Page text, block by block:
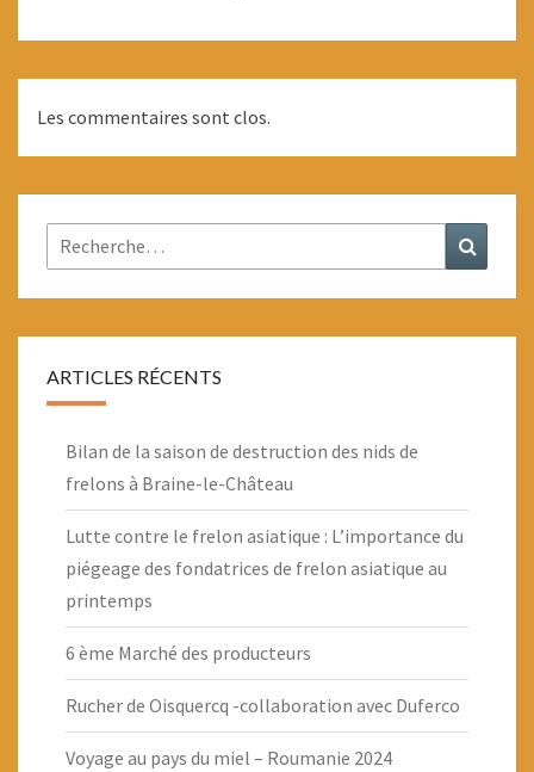
Les commentaires sont clos.
Rechercher :
ARTICLES RÉCENTS
Bilan de la saison de destruction des nids de
frelons à Braine-le-Château
Lutte contre le frelon asiatique : L’importance du
piégeage des fondatrices de frelon asiatique au
printemps
6 ème Marché des producteurs
Rucher de Oisquercq -collaboration avec Duferco
Voyage au pays du miel – Roumanie 2024